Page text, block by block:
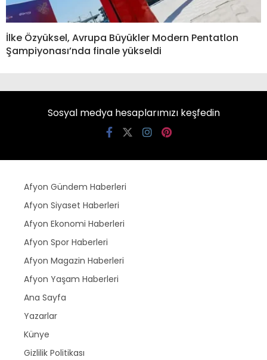
İlke Özyüksel, Avrupa Büyükler Modern Pentatlon
Şampiyonası’nda finale yükseldi
Sosyal medya hesaplarımızı keşfedin
Afyon Gündem Haberleri
Afyon Siyaset Haberleri
Afyon Ekonomi Haberleri
Afyon Spor Haberleri
Afyon Magazin Haberleri
Afyon Yaşam Haberleri
Ana Sayfa
Yazarlar
Künye
Gizlilik Politikası